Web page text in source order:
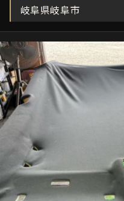
岐阜県岐阜市